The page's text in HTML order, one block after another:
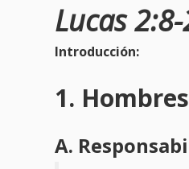
Lucas
Introducción:
1.
A.